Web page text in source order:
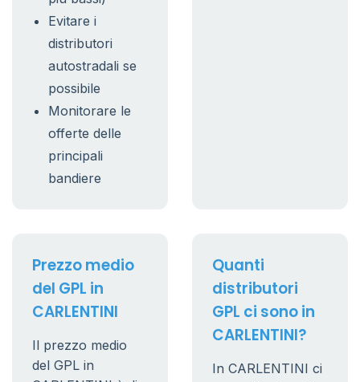
Evitare i
distributori
autostradali se
possibile
Monitorare le
offerte delle
principali
bandiere
Prezzo medio
del GPL in
CARLENTINI
Il prezzo medio
del GPL in
Quanti
distributori
GPL ci sono in
CARLENTINI?
In CARLENTINI ci